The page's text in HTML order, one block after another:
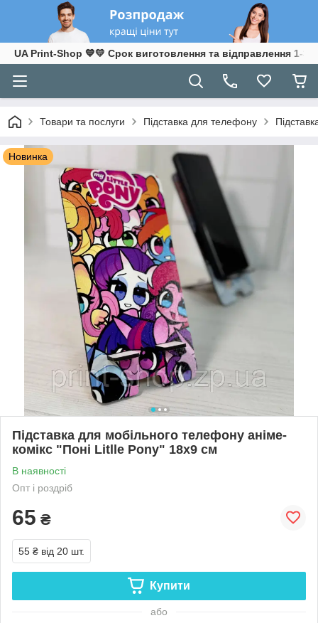
UA Print-Shop ​💙💛 Срок виготовлення та відправлення 1-3
Товари та послуги Підставка для телефону
Новинка
Підставка для мобільного телефону аніме-
комікс "Поні Litlle Pony" 18х9 см
В наявності
Опт і роздріб
65 ₴
55 ₴ від 20 шт.
Купити
або